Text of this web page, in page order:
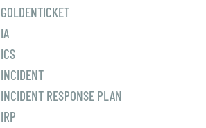
GOLDENTICKET
IA
ICS
INCIDENT
INCIDENT RESPONSE PLAN
IRP